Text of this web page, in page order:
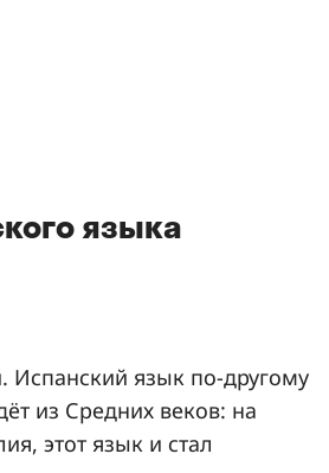
языка
Испанский язык по-другому
из Средних веков: на
этот язык и стал